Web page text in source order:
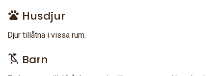
Husdjur
Djur tillåtna i vissa rum.
Barn